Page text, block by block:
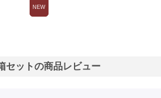
NEW
セットの商品レビュー